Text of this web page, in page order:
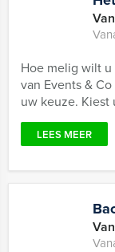
Hoe melig wilt
van Events &
uw keuze. Kiest
LEES MEER